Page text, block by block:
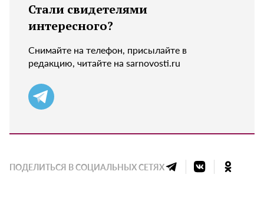
Стали свидетелями
интересного?
Снимайте на телефон, присылайте в
редакцию, читайте на sarnovosti.ru
ПОДЕЛИТЬСЯ В СОЦИАЛЬНЫХ СЕТЯХ